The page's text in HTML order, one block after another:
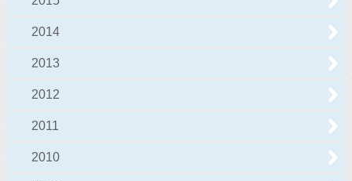
2014
2013
2012
2011
2010